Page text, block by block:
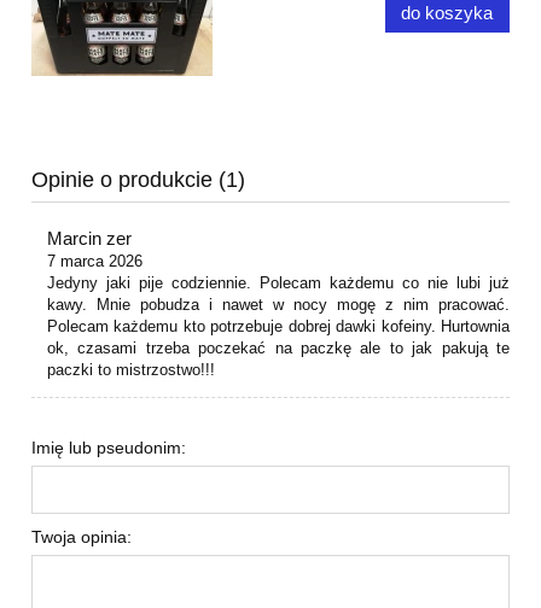
do koszyka
Opinie o produkcie (1)
Marcin zer
7 marca 2026
Jedyny jaki pije codziennie. Polecam każdemu co nie lubi już
kawy. Mnie pobudza i nawet w nocy mogę z nim pracować.
Polecam każdemu kto potrzebuje dobrej dawki kofeiny. Hurtownia
ok, czasami trzeba poczekać na paczkę ale to jak pakują te
paczki to mistrzostwo!!!
Imię lub pseudonim:
Twoja opinia: